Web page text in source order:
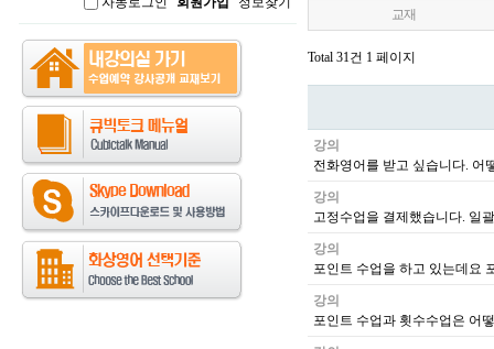
교재
Total 31건 1 페이지
강의
전화영어를 받고 싶습니다. 어
강의
고정수업을 결제했습니다. 일
강의
포인트 수업을 하고 있는데요
강의
포인트 수업과 횟수수업은 어